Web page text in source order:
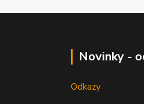
Novinky -
Odkazy